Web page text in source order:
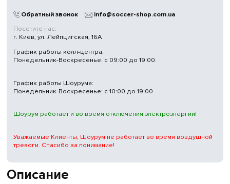
Описание
Обратный звонок
info@soccer-shop.com.ua
Посетите нас:
г. Киев, ул. Лейпцигская, 16А
График работы колл-центра:
Понедельник-Воскресенье: с 09:00 до 19:00.
График работы Шоурума:
Понедельник-Воскресенье: с 10:00 до 19:00.
Шоурум работает и во время отключения электроэнергии!
Уважаемые Клиенты, Шоурум не работает во время воздушной
тревоги. Спасибо за понимание!